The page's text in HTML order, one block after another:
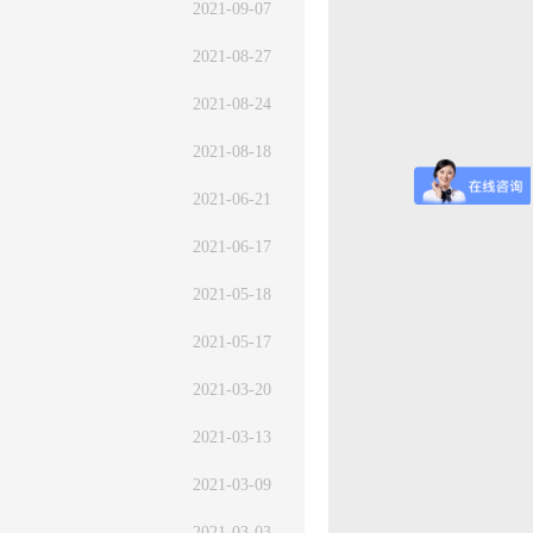
2021-09-07
2021-08-27
2021-08-24
2021-08-18
2021-06-21
2021-06-17
2021-05-18
2021-05-17
2021-03-20
2021-03-13
2021-03-09